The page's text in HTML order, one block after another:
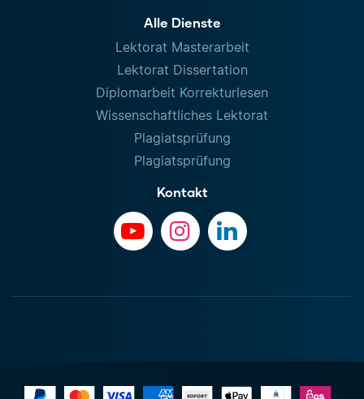
Alle Dienste
Lektorat Masterarbeit
Lektorat Dissertation
Diplomarbeit Korrekturlesen
Wissenschaftliches Lektorat
Plagiatsprüfung
Plagiatsprüfung
Kontakt